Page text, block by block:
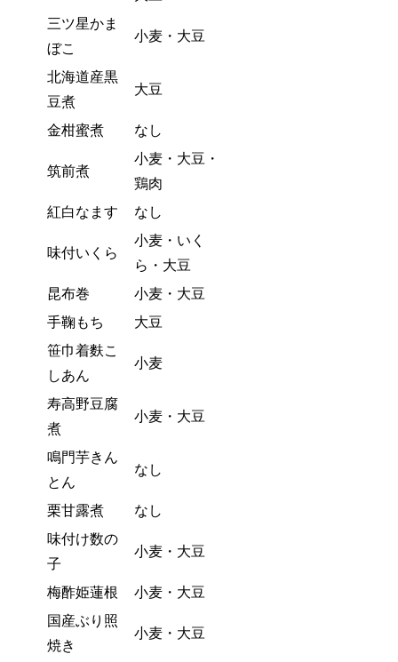
三ツ星かま
ぼこ
小麦・大豆
北海道産黒
豆煮
大豆
金柑蜜煮 なし
筑前煮
小麦・大豆・
鶏肉
紅白なます
なし
味付いくら
小麦・いく
ら・大豆
昆布巻
小麦・大豆
手鞠もち
大豆
笹巾着麩こ
しあん
小麦
寿高野豆腐
煮
小麦・大豆
鳴門芋きん
とん
なし
栗甘露煮
なし
味付け数の
子
小麦・大豆
梅酢姫蓮根
小麦・大豆
国産ぶり照
焼き
小麦・大豆